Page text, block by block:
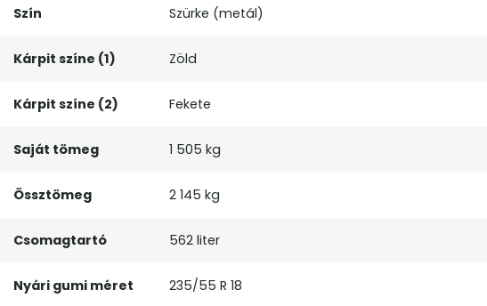
Szín Szürke (metál)
Kárpit színe (1) Zöld
Kárpit színe (2) Fekete
Saját tömeg 1 505 kg
Össztömeg 2 145 kg
Csomagtartó 562 liter
Nyári gumi méret 235/55 R 18